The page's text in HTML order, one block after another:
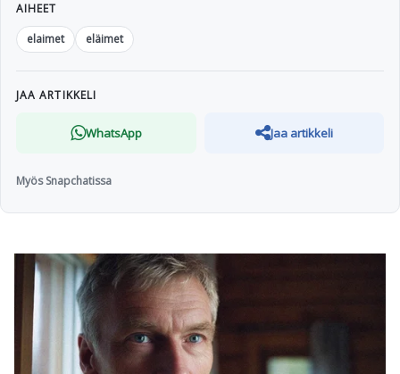
AIHEET
elaimet
eläimet
JAA ARTIKKELI
WhatsApp Jaa artikkeli
Myös Snapchatissa